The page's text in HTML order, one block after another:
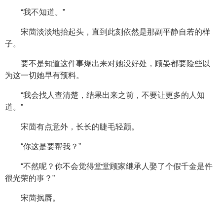
“我不知道。”
宋茴淡淡地抬起头，直到此刻依然是那副平静自若的样
子。
要不是知道这件事爆出来对她没好处，顾晏都要险些以
为这一切她早有预料。
“我会找人查清楚，结果出来之前，不要让更多的人知
道。”
宋茴有点意外，长长的睫毛轻颤。
“你这是要帮我？”
“不然呢？你不会觉得堂堂顾家继承人娶了个假千金是件
很光荣的事？”
宋茴抿唇。